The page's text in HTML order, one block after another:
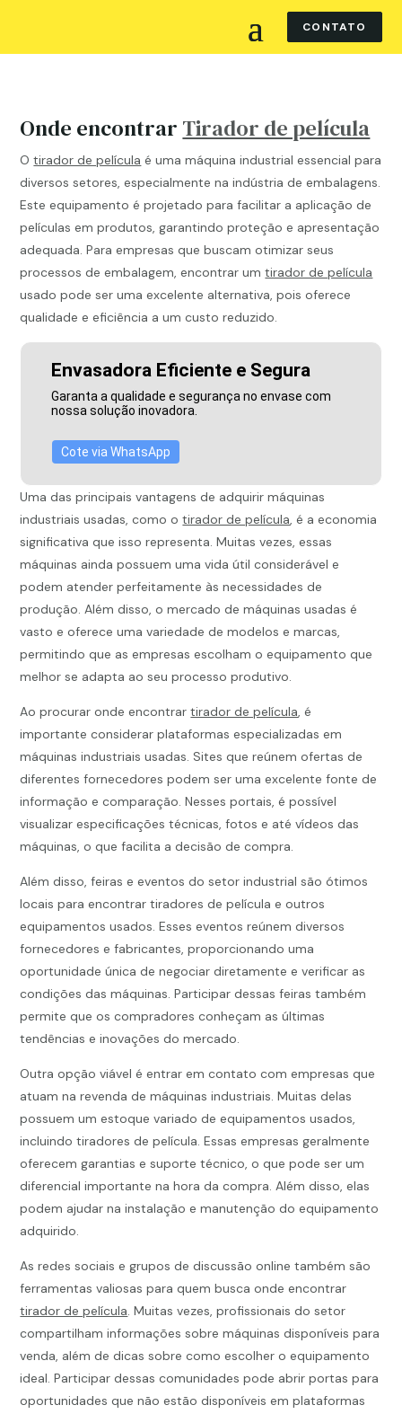
CONTATO
Onde encontrar Tirador de película
Otirador de película é uma máquina industrial essencial para
diversos setores, especialmente na indústria de embalagens.
Este equipamento é projetado para facilitar a aplicação de
películas em produtos, garantindo proteção e apresentação
adequada. Para empresas que buscam otimizar seus
processos de embalagem, encontrar umtirador de película
usado pode ser uma excelente alternativa, pois oferece
qualidade e eficiência a um custo reduzido.
Envasadora Eficiente e Segura
Garanta a qualidade e segurança no envase com
nossa solução inovadora.
Cote via WhatsApp
Uma das principais vantagens de adquirir máquinas
industriais usadas, como otirador de película, é a economia
significativa que isso representa. Muitas vezes, essas
máquinas ainda possuem uma vida útil considerável e
podem atender perfeitamente às necessidades de
produção. Além disso, o mercado de máquinas usadas é
vasto e oferece uma variedade de modelos e marcas,
permitindo que as empresas escolham o equipamento que
melhor se adapta ao seu processo produtivo.
Ao procurar onde encontrartirador de película, é
importante considerar plataformas especializadas em
máquinas industriais usadas. Sites que reúnem ofertas de
diferentes fornecedores podem ser uma excelente fonte de
informação e comparação. Nesses portais, é possível
visualizar especificações técnicas, fotos e até vídeos das
máquinas, o que facilita a decisão de compra.
Além disso, feiras e eventos do setor industrial são ótimos
locais para encontrar tiradores de película e outros
equipamentos usados. Esses eventos reúnem diversos
fornecedores e fabricantes, proporcionando uma
oportunidade única de negociar diretamente e verificar as
condições das máquinas. Participar dessas feiras também
permite que os compradores conheçam as últimas
tendências e inovações do mercado.
Outra opção viável é entrar em contato com empresas que
atuam na revenda de máquinas industriais. Muitas delas
possuem um estoque variado de equipamentos usados,
incluindo tiradores de película. Essas empresas geralmente
oferecem garantias e suporte técnico, o que pode ser um
diferencial importante na hora da compra. Além disso, elas
podem ajudar na instalação e manutenção do equipamento
adquirido.
As redes sociais e grupos de discussão online também são
ferramentas valiosas para quem busca onde encontrar
tirador de película. Muitas vezes, profissionais do setor
compartilham informações sobre máquinas disponíveis para
venda, além de dicas sobre como escolher o equipamento
ideal. Participar dessas comunidades pode abrir portas para
oportunidades que não estão disponíveis em plataformas